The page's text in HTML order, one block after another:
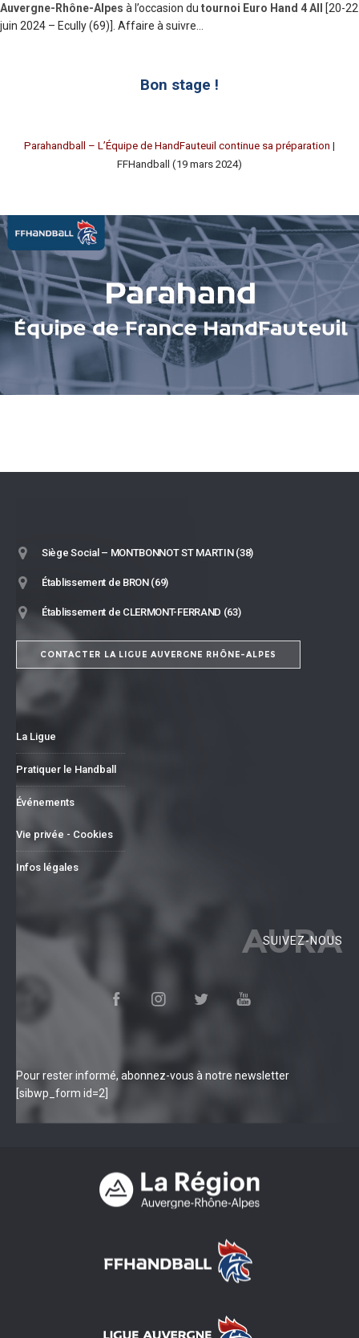
Auvergne-Rhône-Alpes à l’occasion du tournoi Euro Hand 4 All
[20-22
juin 2024 – Ecully (69)]. Affaire à suivre…
Bon stage !
Parahandball – L’Équipe de HandFauteuil continue sa préparation |
FFHandball (19 mars 2024)
Siège Social – MONTBONNOT ST MARTIN (38)
Établissement de BRON (69)
Établissement de CLERMONT-FERRAND (63)
CONTACTER LA LIGUE AUVERGNE RHÔNE-ALPES
La Ligue
Pratiquer le Handball
Événements
Vie privée - Cookies
Infos légales
AURA
SUIVEZ-NOUS
Pour rester informé, abonnez-vous à notre newsletter
[sibwp_form id=2]